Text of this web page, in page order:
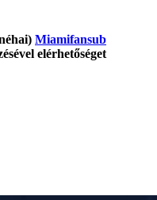
Miamifansub
elérhetőséget